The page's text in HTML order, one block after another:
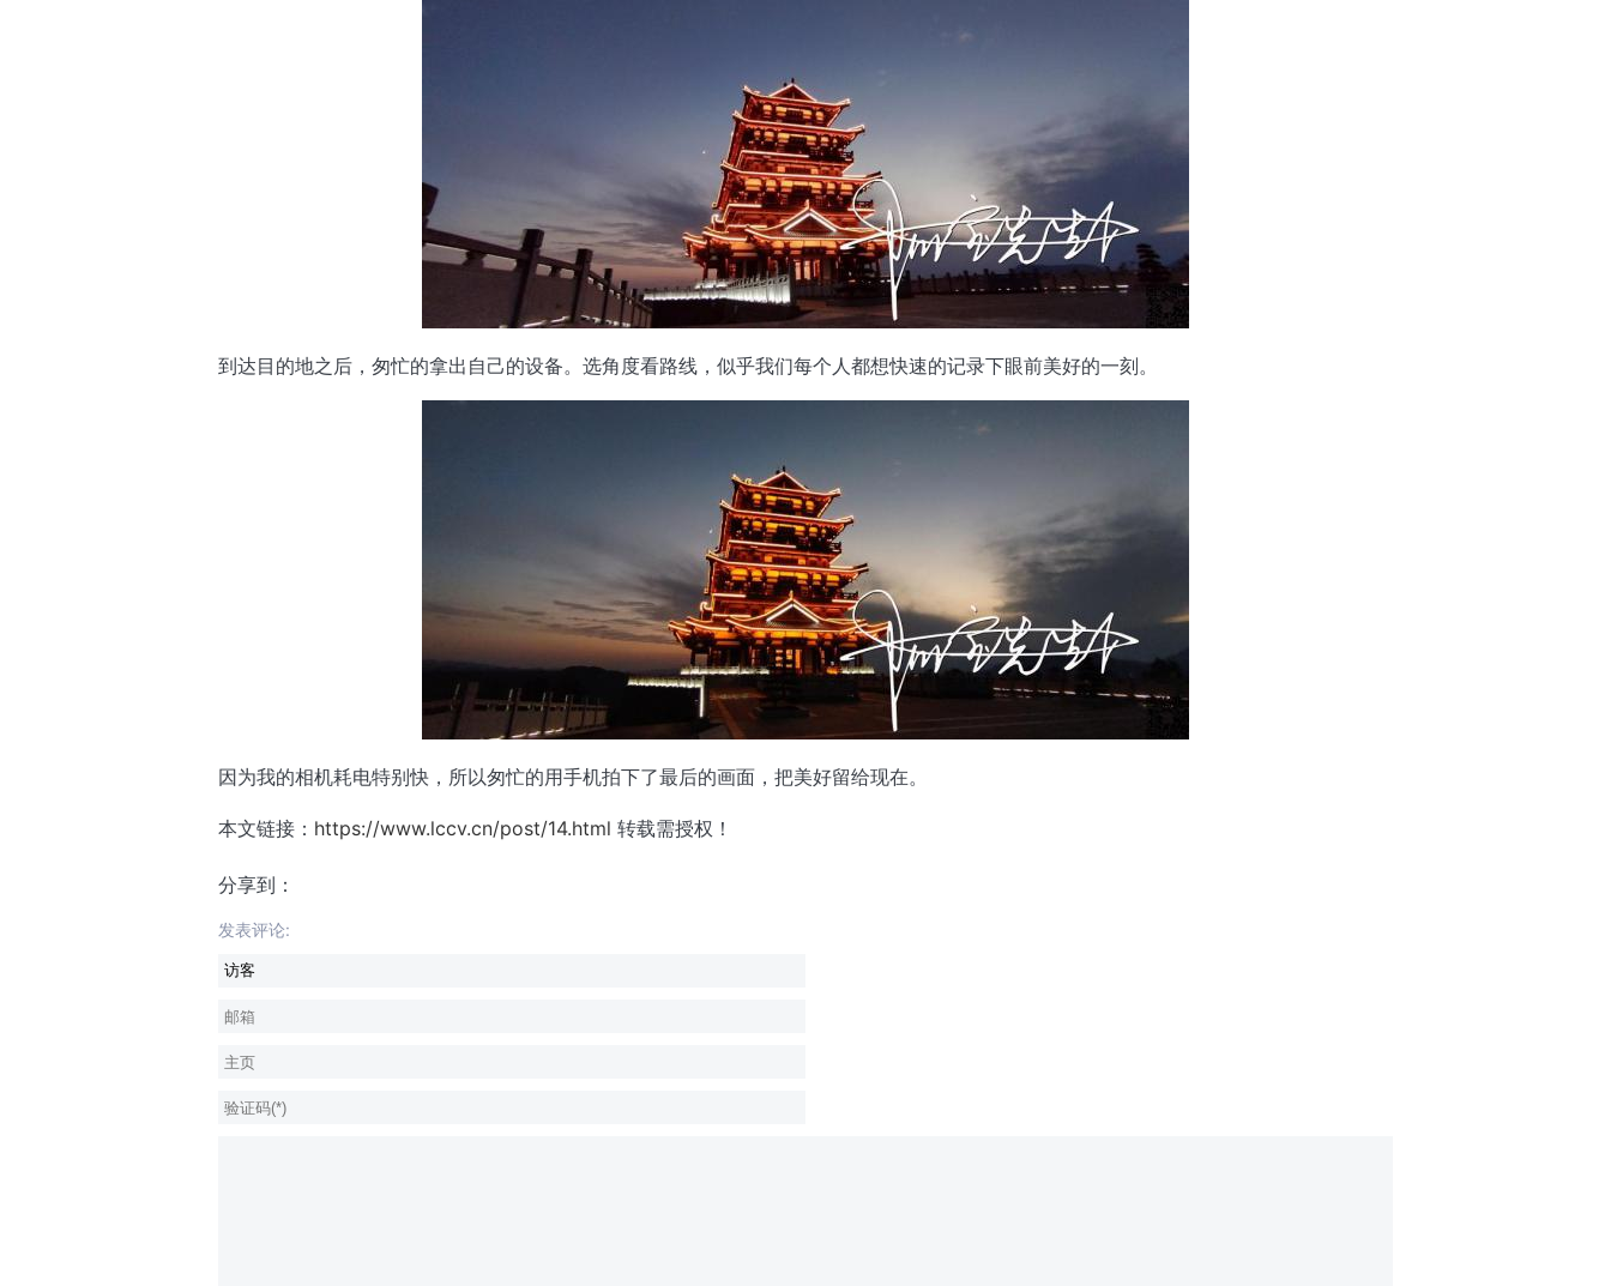
到达目的地之后，匆忙的拿出自己的设备。选角度看路线，似乎我们每个人都想快速的记录下眼前美好的一刻。
因为我的相机耗电特别快，所以匆忙的用手机拍下了最后的画面，把美好留给现在。
本文链接： https://www.lccv.cn/post/14.html 转载需授权！
分享到：
发表评论: